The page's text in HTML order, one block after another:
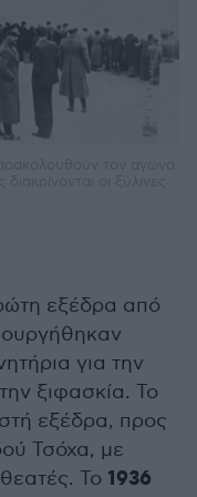
εξέδρα από
για την
ξιφασκία. Το
εξέδρα, προς
Τσόχα, με
Το 1936